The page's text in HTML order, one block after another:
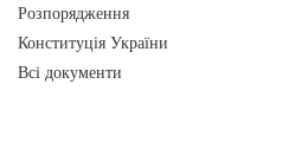
Розпорядження
Конституція України
Всі документи